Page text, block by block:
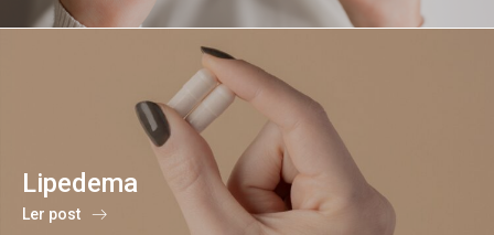
Lipedema
Ler post